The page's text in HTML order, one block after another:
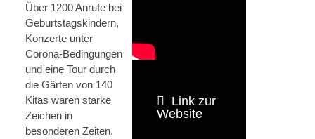
Über 1200 Anrufe bei
Geburtstagskindern,
Konzerte unter
Corona-Bedingungen
und eine Tour durch
die Gärten von 140
Kitas waren starke
Zeichen in
besonderen Zeiten.
Link zur
Website